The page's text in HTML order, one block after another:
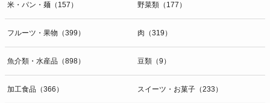
米・パン・麺（157） 野菜類（177）
フルーツ・果物（399） 肉（319）
魚介類・水産品（898） 豆類（9）
加工食品（366） スイーツ・お菓子（233）